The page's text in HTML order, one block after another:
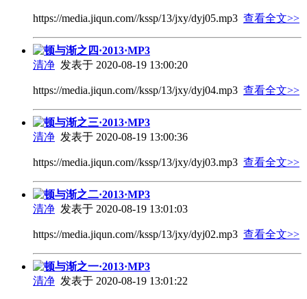
https://media.jiqun.com//kssp/13/jxy/dyj05.mp3 查看全文>>
顿与渐之四·2013·MP3
清净 发表于 2020-08-19 13:00:20
https://media.jiqun.com//kssp/13/jxy/dyj04.mp3 查看全文>>
顿与渐之三·2013·MP3
清净 发表于 2020-08-19 13:00:36
https://media.jiqun.com//kssp/13/jxy/dyj03.mp3 查看全文>>
顿与渐之二·2013·MP3
清净 发表于 2020-08-19 13:01:03
https://media.jiqun.com//kssp/13/jxy/dyj02.mp3 查看全文>>
顿与渐之一·2013·MP3
清净 发表于 2020-08-19 13:01:22